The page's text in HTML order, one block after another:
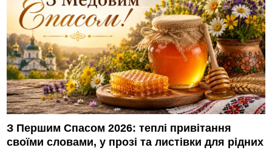
З Першим Спасом 2026: теплі привітання
своїми словами, у прозі та листівки для рідних